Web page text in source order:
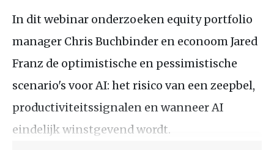
In dit webinar onderzoeken equity portfolio
manager Chris Buchbinder en econoom Jared
Franz de optimistische en pessimistische
scenario's voor AI: het risico van een zeepbel,
productiviteitssignalen en wanneer AI
eindelijk winstgevend wordt.